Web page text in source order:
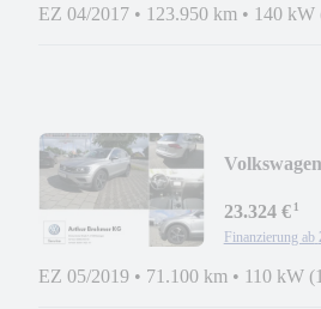
EZ 04/2017 • 123.950 km • 140 kW
23.324 €¹
Finanzierung ab
EZ 05/2019 • 71.100 km • 110 kW